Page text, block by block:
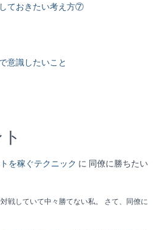
ておきたい考え方⑦
意識したいこと
を稼ぐテクニック に 同僚に勝ちたい
戦していて中々勝てない私。 さて、同僚に